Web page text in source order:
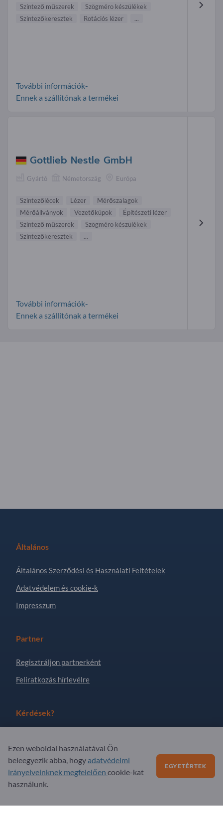
Szintező műszerek
Szögméro készülékek
Szintezőkeresztek
Rotációs lézer ...
További információk-
Ennek a szállítónak a termékei
Gottlieb Nestle GmbH
Gyártó Németország Európa
Szintezőlécek Lézer
Mérőszalagok
Mérőállványok
Vezetőkúpok
Építészeti lézer
Szintező műszerek
Szögméro készülékek
Szintezőkeresztek
...
További információk-
Ennek a szállítónak a termékei
Általános
Általános Szerződési és Használati Feltételek
Adatvédelem és cookie-k
Impresszum
Partner
Regisztráljon partnerként
Feliratkozás hírlevélre
Kérdések?
Szolgáltatási kínálatunk
Rólunk
Üzenet az Exportpages-nek
Ezen weboldal használatával Ön
beleegyezik abba, hogy adatvédelmi
irányelveinknek megfelelően cookie-kat
használunk.
EGYETÉRTEK